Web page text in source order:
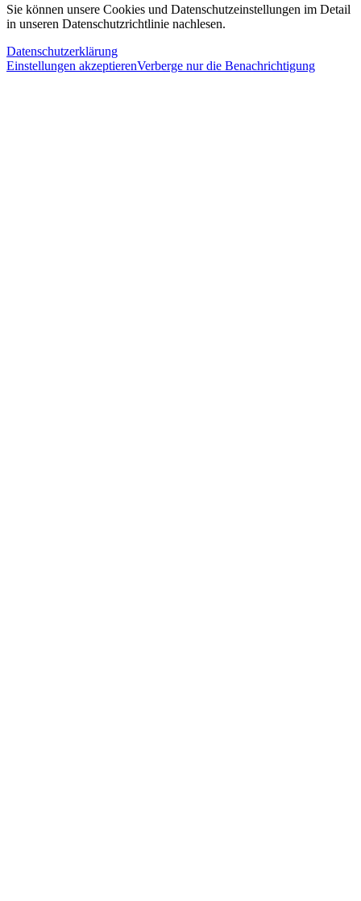
Sie können unsere Cookies und Datenschutzeinstellungen im Detail
in unseren Datenschutzrichtlinie nachlesen.
Datenschutzerklärung
Einstellungen akzeptierenVerberge nur die Benachrichtigung